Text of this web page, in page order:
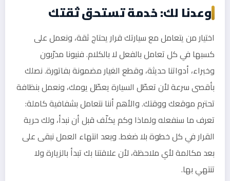
وعدنا لك: خدمة تستحق ثقتك
اختيار من يتعامل مع سيارتك قرار يحتاج ثقة، ونعمل على
كسبها في كل تعامل بالفعل لا بالكلام. فنيونا مدرّبون
وخبراء، أدواتنا حديثة، وقطع الغيار مضمونة بفاتورة. نصلك
بأقصى سرعة لأن تعطّل السيارة يعطّل يومك، ونعمل بنظافة
تحترم موقعك ووقتك. والأهم أننا نتعامل بشفافية كاملة:
تعرف ما سنفعله ولماذا وكم يكلّف قبل أن نبدأ، ولك حرية
القرار في كل خطوة بلا ضغط. وبعد انتهاء العمل نبقى على
بعد مكالمة لأي ملاحظة، لأن علاقتنا بك تبدأ بالزيارة ولا
تنتهي بها.